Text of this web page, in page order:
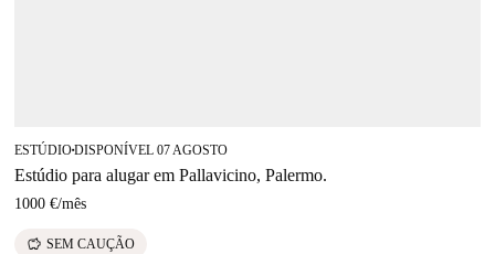
ESTÚDIO■DISPONÍVEL 07 AGOSTO
Estúdio para alugar em Pallavicino, Palermo.
1000 €/mês
savings SEM CAUÇÃO